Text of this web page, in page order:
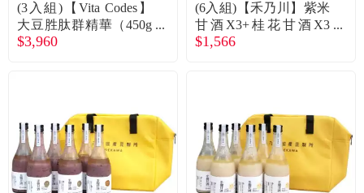
(3入組)【Vita Codes】
大豆胜肽群精華（450g
*2 + 135g*1）(2大+1小)
$3,960
(6入組)【禾乃川】紫米
甘酒X3+桂花甘酒X3
（500ml瓶X6/組）(贈保
$1,566